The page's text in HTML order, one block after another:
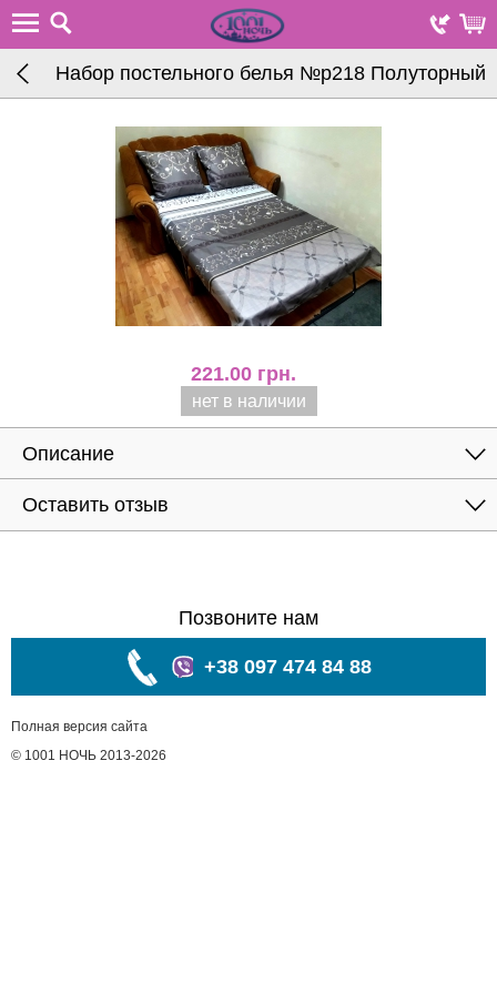
Набор постельного белья №р218 Полуторный
221.00 грн.
нет в наличии
Описание
Оставить отзыв
Позвоните нам
+38 097 474 84 88
Полная версия сайта
© 1001 НОЧЬ 2013-2026